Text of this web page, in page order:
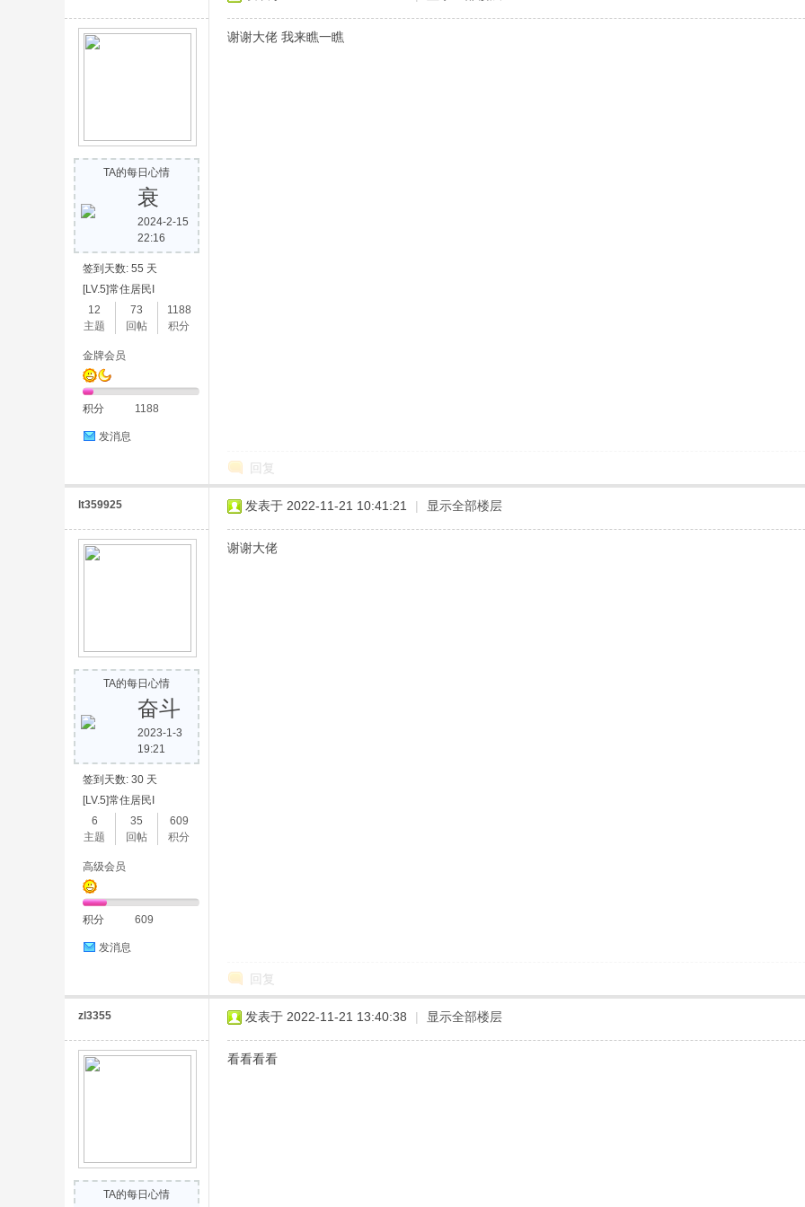
TA的每日心情
衰
2024-2-15
22:16
签到天数: 55 天
[LV.5]常住居民I
12
主题
73
回帖
1188
积分
金牌会员
积分 1188
发消息
谢谢大佬 我来瞧一瞧
回复
lt359925
TA的每日心情
奋斗
2023-1-3
19:21
签到天数: 30 天
[LV.5]常住居民I
6
主题
35
回帖
609
积分
高级会员
积分 609
发消息
发表于 2022-11-21 10:41:21 | 显示全部楼层
谢谢大佬
回复
zl3355
TA的每日心情
发表于 2022-11-21 13:40:38 | 显示全部楼层
看看看看